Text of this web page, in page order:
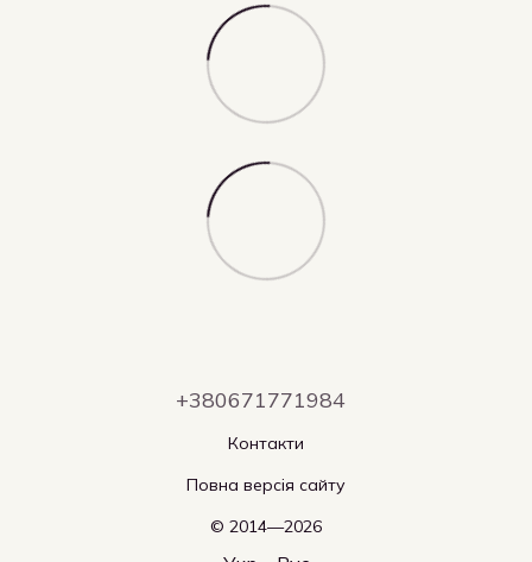
+380671771984
Контакти
Повна версія сайту
© 2014—2026